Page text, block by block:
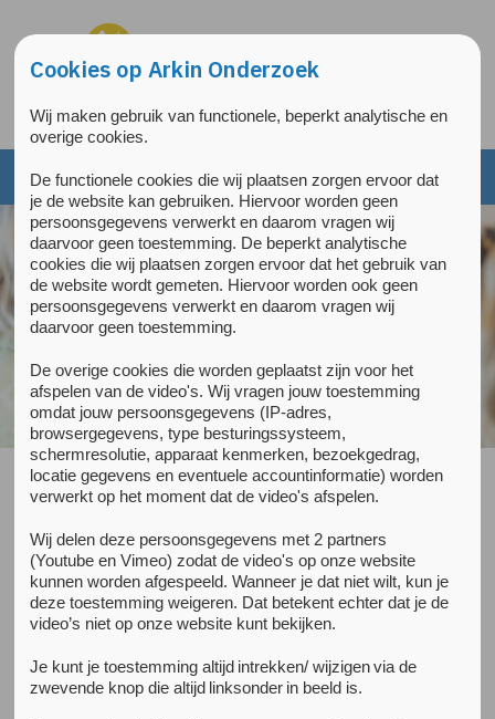
Cookies op Arkin Onderzoek
Wij maken gebruik van functionele, beperkt analytische en
overige cookies.
De functionele cookies die wij plaatsen zorgen ervoor dat
je de website kan gebruiken. Hiervoor worden geen
persoonsgegevens verwerkt en daarom vragen wij
daarvoor geen toestemming. De beperkt analytische
cookies die wij plaatsen zorgen ervoor dat het gebruik van
de website wordt gemeten. Hiervoor worden ook geen
persoonsgegevens verwerkt en daarom vragen wij
daarvoor geen toestemming.
De overige cookies die worden geplaatst zijn voor het
afspelen van de video's. Wij vragen jouw toestemming
omdat jouw persoonsgegevens (IP-adres,
browsergegevens, type besturingssysteem,
schermresolutie, apparaat kenmerken, bezoekgedrag,
locatie gegevens en eventuele accountinformatie) worden
verwerkt op het moment dat de video's afspelen.
Wij delen deze persoonsgegevens met 2 partners
(Youtube en Vimeo) zodat de video's op onze website
kunnen worden afgespeeld. Wanneer je dat niet wilt, kun je
deze toestemming weigeren. Dat betekent echter dat je de
video’s niet op onze website kunt bekijken.
Je kunt je toestemming altijd intrekken/ wijzigen via de
zwevende knop die altijd linksonder in beeld is.